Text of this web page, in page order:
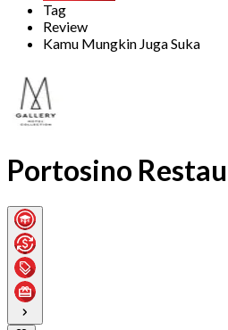
Tag
Review
Kamu Mungkin Juga Suka
Portosino